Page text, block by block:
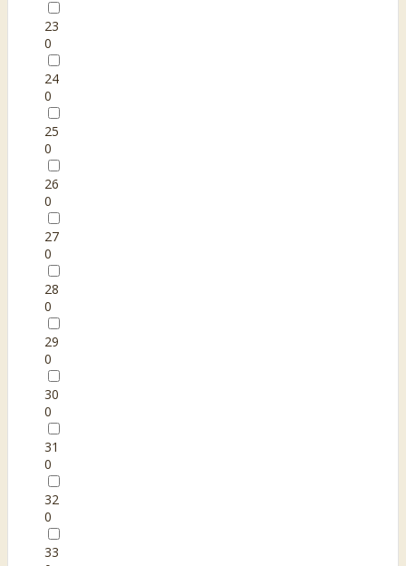
23
0
24
0
25
0
26
0
27
0
28
0
29
0
30
0
31
0
32
0
33